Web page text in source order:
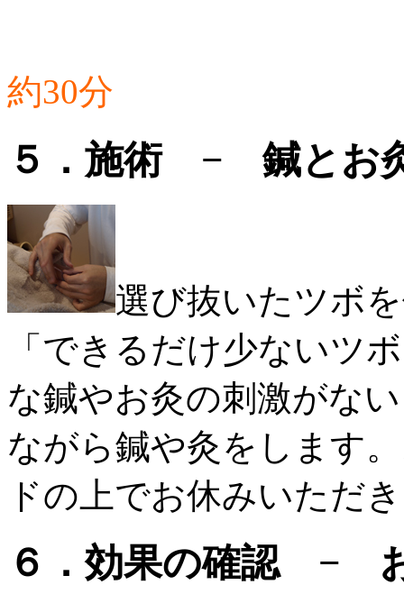
約30分
５．施術 − 鍼とお
選び抜いたツボ
「 できるだけ少ないツボ
な鍼やお灸の刺激がな
ながら鍼や灸をします
ドの上でお休みいただ
６．効果の確認 −